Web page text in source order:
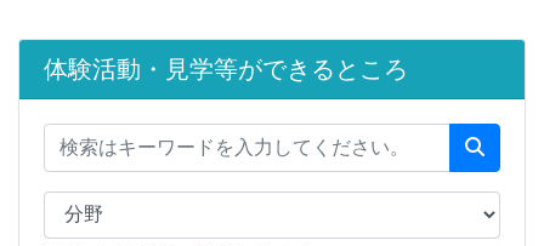
体験活動・見学等ができるところ